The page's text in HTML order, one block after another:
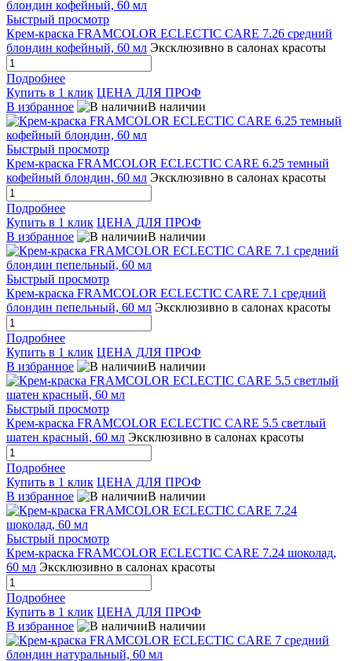
Быстрый просмотр
Крем-краска FRAMCOLOR ECLECTIC CARE 7.26 средний
блондин кофейный, 60 мл Эксклюзивно в салонах красоты
Подробнее
Купить в 1 клик ЦЕНА ДЛЯ ПРОФ
В избранное
В наличии
Быстрый просмотр
Крем-краска FRAMCOLOR ECLECTIC CARE 6.25 темный
кофейный блондин, 60 мл Эксклюзивно в салонах красоты
Подробнее
Купить в 1 клик ЦЕНА ДЛЯ ПРОФ
В избранное
В наличии
Быстрый просмотр
Крем-краска FRAMCOLOR ECLECTIC CARE 7.1 средний
блондин пепельный, 60 мл Эксклюзивно в салонах красоты
Подробнее
Купить в 1 клик ЦЕНА ДЛЯ ПРОФ
В избранное
В наличии
Быстрый просмотр
Крем-краска FRAMCOLOR ECLECTIC CARE 5.5 светлый
шатен красный, 60 мл Эксклюзивно в салонах красоты
Подробнее
Купить в 1 клик ЦЕНА ДЛЯ ПРОФ
В избранное
В наличии
Быстрый просмотр
Крем-краска FRAMCOLOR ECLECTIC CARE 7.24 шоколад,
60 мл Эксклюзивно в салонах красоты
Подробнее
Купить в 1 клик ЦЕНА ДЛЯ ПРОФ
В избранное
В наличии